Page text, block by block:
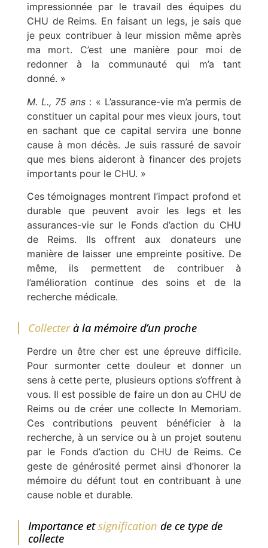
impressionnée par le travail des équipes du
CHU de Reims. En faisant un legs, je sais que
je peux contribuer à leur mission même après
ma mort. C’est une manière pour moi de
redonner à la communauté qui m’a tant
donné. »
M. L., 75 ans : « L’assurance-vie m’a permis de
constituer un capital pour mes vieux jours, tout
en sachant que ce capital servira une bonne
cause à mon décès. Je suis rassuré de savoir
que mes biens aideront à financer des projets
importants pour le CHU. »
Ces témoignages montrent l’impact profond et
durable que peuvent avoir les legs et les
assurances-vie sur le Fonds d’action du CHU
de Reims. Ils offrent aux donateurs une
manière de laisser une empreinte positive. De
même, ils permettent de contribuer à
l’amélioration continue des soins et de la
recherche médicale.
Collecterà la mémoire d’un proche
Perdre un être cher est une épreuve difficile.
Pour surmonter cette douleur et donner un
sens à cette perte, plusieurs options s’offrent à
vous. Il est possible de faire un don au CHU de
Reims ou de créer une collecte In Memoriam.
Ces contributions peuvent bénéficier à la
recherche, à un service ou à un projet soutenu
par le Fonds d’action du CHU de Reims. Ce
geste de générosité permet ainsi d’honorer la
mémoire du défunt tout en contribuant à une
cause noble et durable.
Importance etsignification de ce type de
collecte